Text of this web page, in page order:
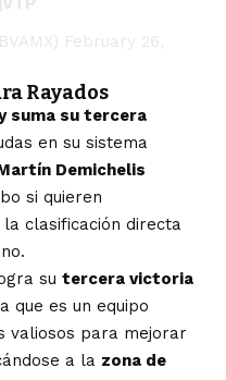
February 26,
Rayados
suma su tercera
en su sistema
Demichelis
si quieren
clasificación directa
su tercera victoria
que es un equipo
valiosos para mejorar
a la zona de